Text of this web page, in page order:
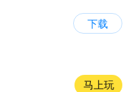
下载
马上玩